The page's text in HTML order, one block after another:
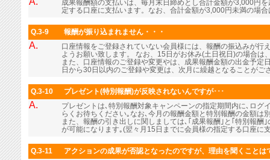
成果報酬額の支払いは、毎月末日締めとし合計金額が3,000円
定する口座に支払います。なお、合計金額が3,000円未満の場
Q.3-9 報酬が振り込まれません・・・
A.
口座情報をご登録されていない会員様には、報酬の振込みが行
ようお願い致します。 なお、15日がお休み(土日祝日)の場合は
また、口座情報のご登録や変更やは、成果報酬金額の出金予定
日から30日以内のご登録や変更は、次月に繰越となることがご
Q.3-10 プレゼント(特別報酬)が反映されないんですが･･･
A.
プレゼントは､特別報酬対象キャンペーンの指定期間内に､ログ
らくお待ちください｡なお､今月の報酬金額と特別報酬の金額は
また、報酬の引き出しに関しましては､｢成果報酬｣と｢特別報酬
が可能になります｡(翌々月15日までに会員様の指定する口座に
Q.3-11 アクションの成果が否認となったのですが、理由を聞くことは